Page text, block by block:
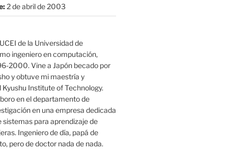
2 de abril de 2003
de la Universidad de
ingeniero en computación,
2000. Vine a Japón becado por
y obtuve mi maestría y
Institute of Technology.
en el departamento de
en una empresa dedicada
sistemas para aprendizaje de
Ingeniero de día, papá de
pero de doctor nada de nada.